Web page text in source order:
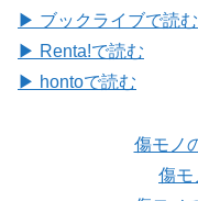
▶ ブックライブで読む
▶ Renta!で読む
▶ hontoで読む
傷モノ
傷